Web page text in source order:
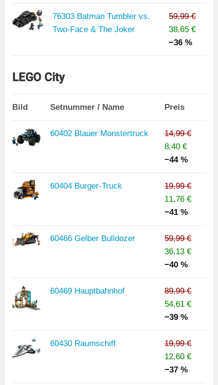
76303 Batman Tumbler vs.
Two-Face & The Joker
59,99 €
38,65 €
−36 %
LEGO City
Bild Setnummer / Name Preis
60402 Blauer Monstertruck
14,99 €
8,40 €
−44 %
60404 Burger-Truck
19,99 €
11,76 €
−41 %
60466 Gelber Bulldozer
59,99 €
36,13 €
−40 %
60469 Hauptbahnhof
89,99 €
54,61 €
−39 %
60430 Raumschiff
19,99 €
12,60 €
−37 %